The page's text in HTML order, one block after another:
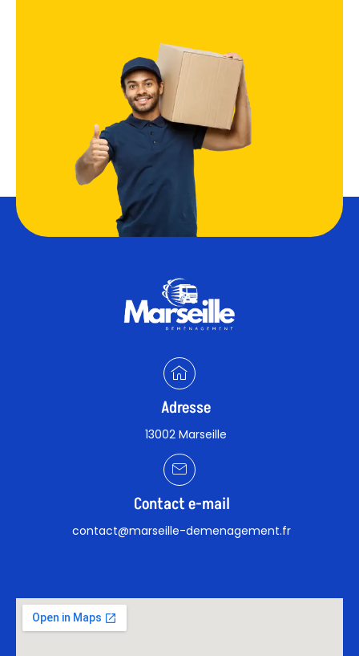
Adresse
13002 Marseille
Contact e-mail
contact@marseille-demenagement.fr